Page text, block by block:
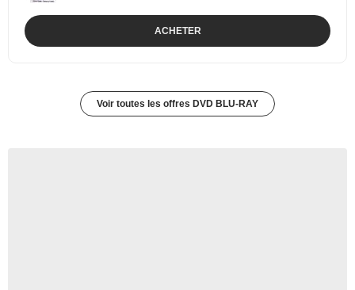
ACHETER
Voir toutes les offres DVD BLU-RAY